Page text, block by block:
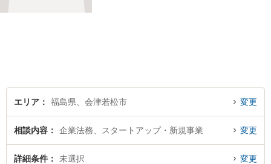
エリア 福島県、会津若松市 変更
相談内容 企業法務、スタートアップ・新規事業 変更
詳細条件 未選択 変更